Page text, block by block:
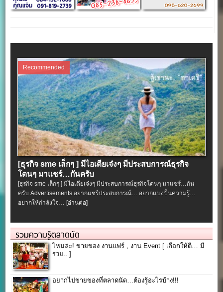
Recommended
[ธุรกิจ sme เล็กๆ ] มีไอเดียเจ๋งๆ มีประสบการณ์ธุรกิจ
โดนๆ มาแชร์…กันครับ
[ธุรกิจ sme เล็กๆ ] มีไอเดียเจ๋งๆ มีประสบการณ์ธุรกิจโดนๆ มาแชร์…กัน
ครับ Advertisements อยากแชร์ประสบการณ์… อยากแบ่งปั้นความรู้…
อยากให้กำลังใจ… [อ่านต่อ]
รวมความรู้ตลาดนัด
ไหมล่ะ! ขายของ งานแฟร์ , งาน Event [ เลือกให้ดี… มี
รวย.. ]
อยากไปขายของที่ตลาดนัด…ต้องรู้อะไรบ้าง!!!